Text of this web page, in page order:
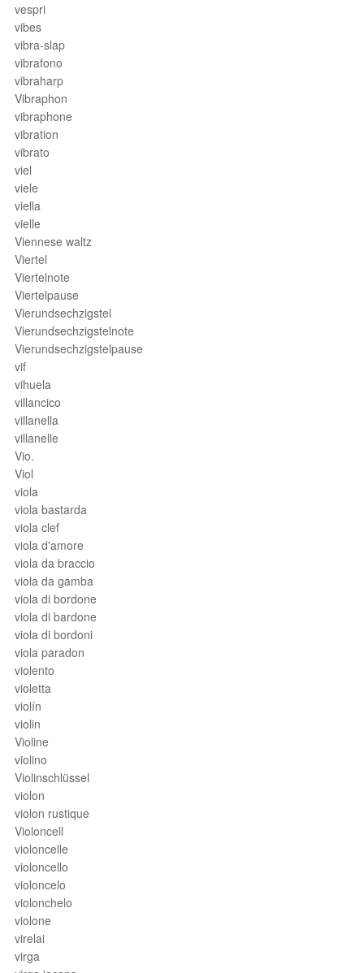
vespri
vibes
vibra-slap
vibrafono
vibraharp
Vibraphon
vibraphone
vibration
vibrato
viel
viele
viella
vielle
Viennese waltz
Viertel
Viertelnote
Viertelpause
Vierundsechzigstel
Vierundsechzigstelnote
Vierundsechzigstelpause
vif
vihuela
villancico
villanella
villanelle
Vio.
Viol
viola
viola bastarda
viola clef
viola d'amore
viola da braccio
viola da gamba
viola di bordone
viola di bardone
viola di bordoni
viola paradon
violento
violetta
violín
violin
Violine
violino
Violinschlüssel
violon
violon rustique
Violoncell
violoncelle
violoncello
violoncelo
violonchelo
violone
virelai
virga